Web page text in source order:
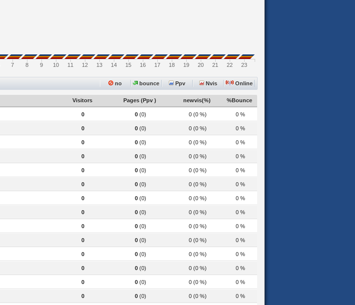
7 8 9 10 11 12 13 14 15 16 17 18 19 20 21 22 23
no bounce Ppv Nvis Online
Visitors Pages (Ppv ) newvis(%) %Bounce
0 0(0) 0 (0 %) 0 %
0 0(0) 0 (0 %) 0 %
0 0(0) 0 (0 %) 0 %
0 0(0) 0 (0 %) 0 %
0 0(0) 0 (0 %) 0 %
0 0(0) 0 (0 %) 0 %
0 0(0) 0 (0 %) 0 %
0 0(0) 0 (0 %) 0 %
0 0(0) 0 (0 %) 0 %
0 0(0) 0 (0 %) 0 %
0 0(0) 0 (0 %) 0 %
0 0(0) 0 (0 %) 0 %
0 0(0) 0 (0 %) 0 %
0 0(0) 0 (0 %) 0 %